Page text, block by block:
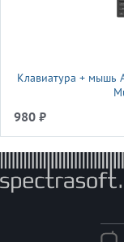
Клавиатура + мышь
980 ₽